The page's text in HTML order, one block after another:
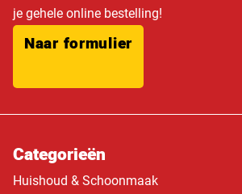
je gehele online bestelling!
Naar formulier
Categorieën
Huishoud & Schoonmaak